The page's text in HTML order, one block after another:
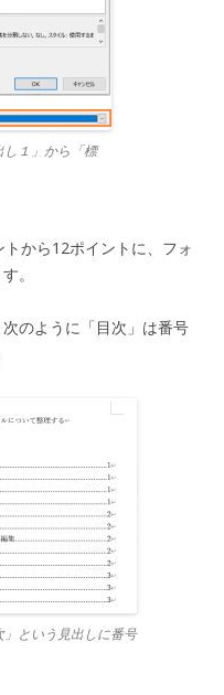
１」から「標
から12ポイントに、フォ
。
のように「目次」は番号
という見出しに番号